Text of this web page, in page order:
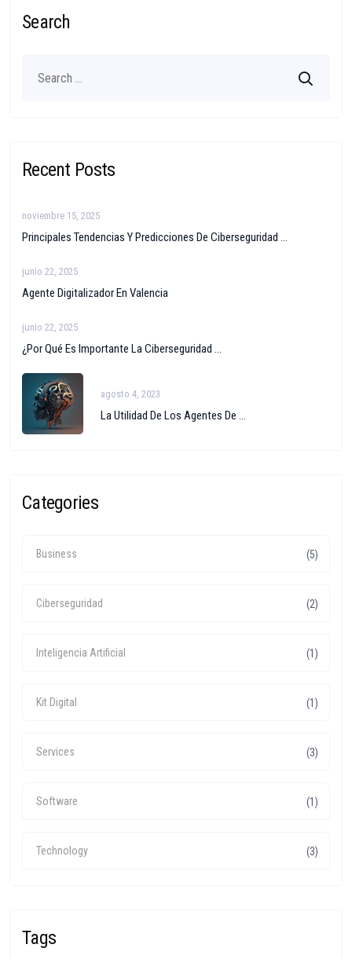
Search
Recent Posts
noviembre 15, 2025
Principales Tendencias Y Predicciones De Ciberseguridad ...
junio 22, 2025
Agente Digitalizador En Valencia
junio 22, 2025
¿Por Qué Es Importante La Ciberseguridad ...
agosto 4, 2023
La Utilidad De Los Agentes De ...
Categories
Business (5)
Ciberseguridad (2)
Inteligencia Artificial (1)
Kit Digital (1)
Services (3)
Software (1)
Technology (3)
Tags